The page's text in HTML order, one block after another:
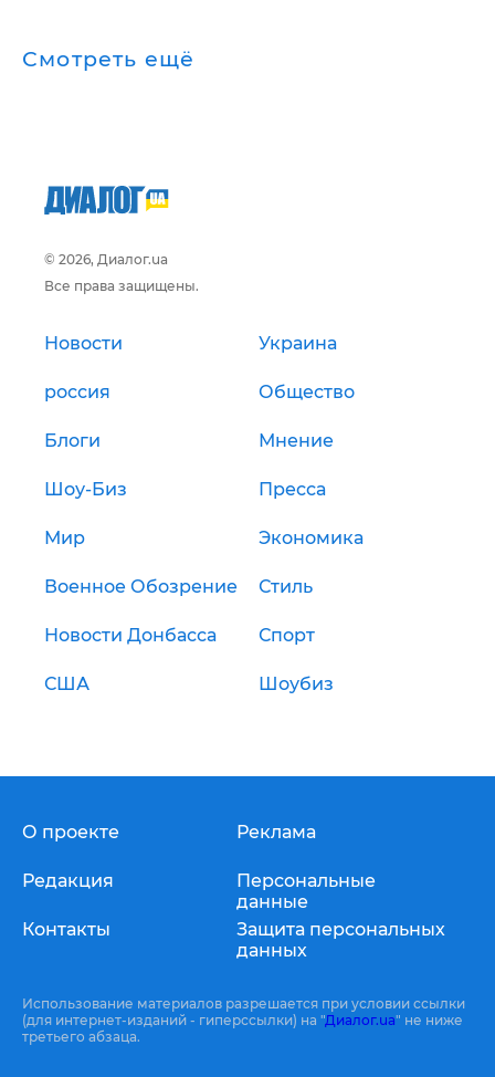
Смотреть ещё
© 2026, Диалог.ua
Все права защищены.
Новости Украина
россия Общество
Блоги Мнение
Шоу-Биз Пресса
Мир Экономика
Военное Обозрение Стиль
Новости Донбасса Спорт
США Шоубиз
О проекте
Редакция
Контакты
Реклама
Персональные
данные
Защита персональных
данных
Использование материалов разрешается при условии ссылки
(для интернет-изданий - гиперссылки) на "Диалог.ua" не ниже
третьего абзаца.